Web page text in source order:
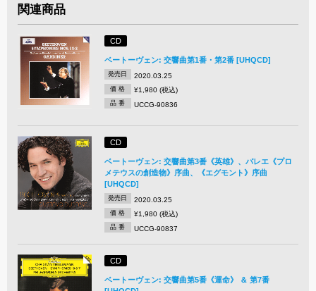
関連商品
CD
ベートーヴェン: 交響曲第1番・第2番 [UHQCD]
発売日 2020.03.25
価 格 ¥1,980 (税込)
品 番 UCCG-90836
CD
ベートーヴェン: 交響曲第3番《英雄》、バレエ《プロ
メテウスの創造物》序曲、《エグモント》序曲
[UHQCD]
発売日 2020.03.25
価 格 ¥1,980 (税込)
品 番 UCCG-90837
CD
ベートーヴェン: 交響曲第5番《運命》 ＆ 第7番